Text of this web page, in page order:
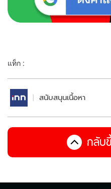
แท็ก :
สนับสนุนเนื้อหา
กลับ